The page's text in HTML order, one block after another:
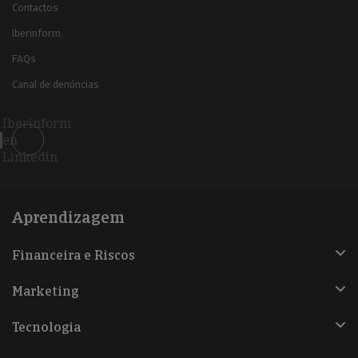
Contactos
Iberinform
FAQs
Canal de denúncias
Iberinform
en
Linkedin
Aprendizagem
Financeira e Riscos
Marketing
Tecnologia